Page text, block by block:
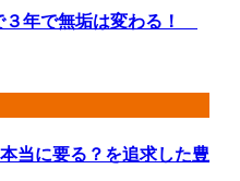
年で無垢は変わる！
当に要る？を追求した豊